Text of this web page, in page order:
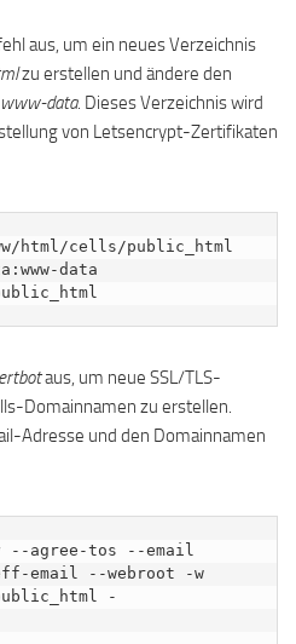
aus, um ein neues Verzeichnis
zu erstellen und ändere den
www-data. Dieses Verzeichnis wird
von Letsencrypt-Zertifikaten
html/cells/public_html
data
aus, um neue SSL/TLS-
Domainnamen zu erstellen.
Adresse und den Domainnamen
--agree-tos --email
email --webroot -w
-